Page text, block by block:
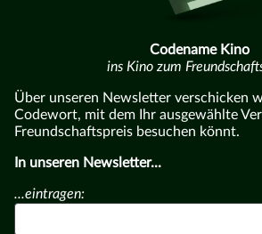
Codename Kino
ins Kino zum
Über unseren Newsletter verschicken
Codewort, mit dem Ihr ausgewählte
Freundschaftspreis besuchen könnt.
In unseren Newsletter...
...eintragen: